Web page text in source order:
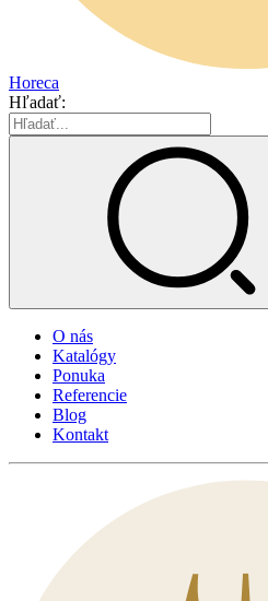
Horeca
Hľadať:
O nás
Katalógy
Ponuka
Referencie
Blog
Kontakt